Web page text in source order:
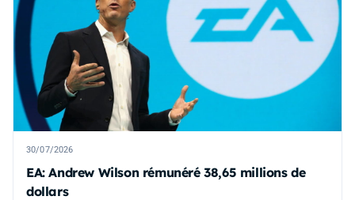
30/07/2026
EA: Andrew Wilson rémunéré 38,65 millions de
dollars